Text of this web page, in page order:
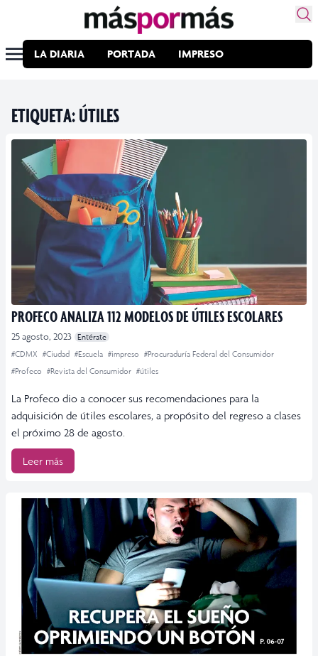
LA DIARIA PORTADA IMPRESO
ETIQUETA:ÚTILES
PROFECO ANALIZA 112 MODELOS DE ÚTILES ESCOLARES
25 agosto, 2023 Entérate
#CDMX #Ciudad #Escuela #impreso #Procuraduría Federal del Consumidor
#Profeco #Revista del Consumidor #útiles
La Profeco dio a conocer sus recomendaciones para la
adquisición de útiles escolares, a propósito del regreso a clases
el próximo 28 de agosto.
Leer más